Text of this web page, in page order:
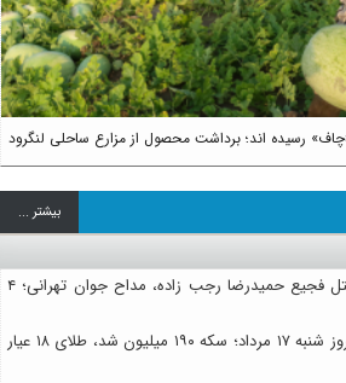
رسیده اند؛ برداشت محصول از مزارع ساحلی لنگرود
بيشتر ...
جزئیات تازه از ربایش و قتل فجیع حمیدرضا رجب زاده، مداح جوان تهرانی؛ ۴
قیمت طلا، سکه و دلار امروز شنبه ۱۷ مرداد؛ سکه ۱۹۰ میلیون شد، طلای ۱۸ عیار